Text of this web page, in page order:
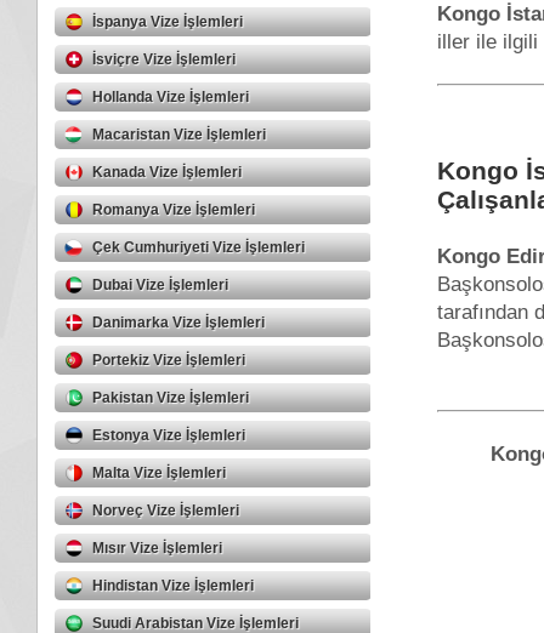
İspanya Vize İşlemleri
İsviçre Vize İşlemleri
Hollanda Vize İşlemleri
Macaristan Vize İşlemleri
Kanada Vize İşlemleri
Romanya Vize İşlemleri
Çek Cumhuriyeti Vize İşlemleri
Dubai Vize İşlemleri
Danimarka Vize İşlemleri
Portekiz Vize İşlemleri
Pakistan Vize İşlemleri
Estonya Vize İşlemleri
Malta Vize İşlemleri
Norveç Vize İşlemleri
Mısır Vize İşlemleri
Hindistan Vize İşlemleri
Suudi Arabistan Vize İşlemleri
Kongo
iller ile ilgili
Kongo
Kongo
tarafından